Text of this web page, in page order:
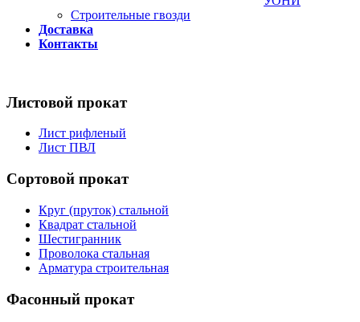
Строительные гвозди
Доставка
Контакты
Листовой прокат
Лист рифленый
Лист ПВЛ
Сортовой прокат
Круг (пруток) стальной
Квадрат стальной
Шестигранник
Проволока стальная
Арматура строительная
Фасонный прокат